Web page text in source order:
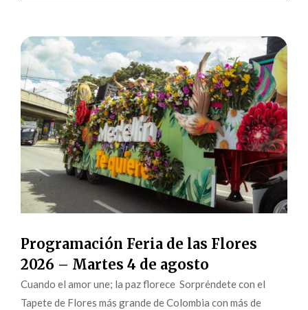
Programación Feria de las Flores
2026 – Martes 4 de agosto
Cuando el amor une; la paz florece Sorpréndete con el
Tapete de Flores más grande de Colombia con más de